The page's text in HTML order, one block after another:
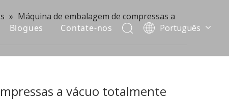
Blogues Contate-nos Português
English
العربية
» Máquina de embalagem de compressas a
a vácuo totalmente